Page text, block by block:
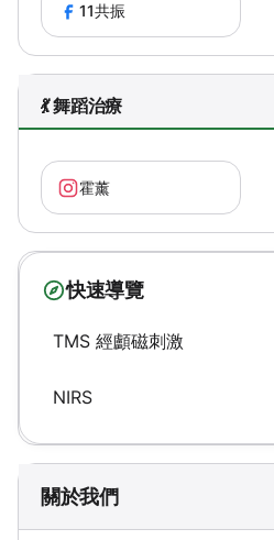
11共振
💃 舞蹈治療
霍薰
快速導覽
TMS 經顱磁刺激
NIRS
關於我們